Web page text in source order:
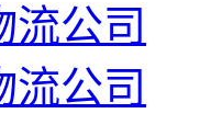
流公司
流公司